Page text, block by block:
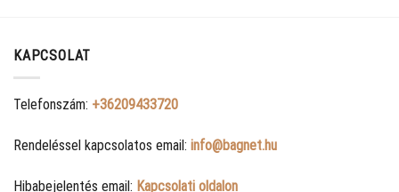
KAPCSOLAT
Telefonszám: +36209433720
Rendeléssel kapcsolatos email: info@bagnet.hu
Hibabejelentés email: Kapcsolati oldalon